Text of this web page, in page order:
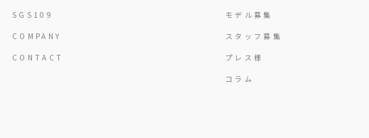
SGS109
COMPANY
CONTACT
モデル募集
スタッフ募集
プレス様
コラム